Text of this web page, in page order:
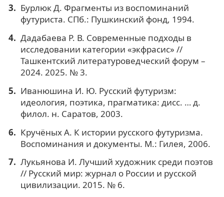
Бурлюк Д. Фрагменты из воспоминаний
футуриста. СПб.: Пушкинский фонд, 1994.
Дадабаева Р. В. Современные подходы в
исследовании категории «экфрасис» //
Ташкентский литературоведческий форум –
2024. 2025. № 3.
Иванюшина И. Ю. Русский футуризм:
идеология, поэтика, прагматика: дисс. … д.
филол. н. Саратов, 2003.
Кручёных А. К истории русского футуризма.
Воспоминания и документы. М.: Гилея, 2006.
Лукьянова И. Лучший художник среди поэтов
// Русский мир: журнал о России и русской
цивилизации. 2015. № 6.